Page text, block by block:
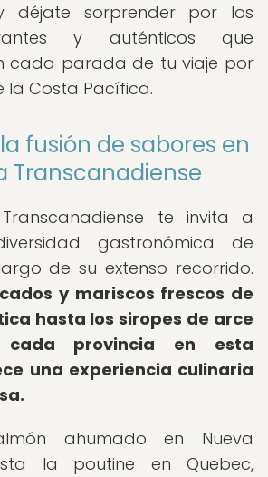
déjate sorprender por los
y auténticos que
cada parada de tu viaje por
la Costa Pacífica.
fusión de sabores en
Transcanadiense
te invita a
gastronómica de
de su extenso recorrido.
y mariscos frescos de
hasta los siropes de arce
cada provincia en esta
una experiencia culinaria
ahumado en Nueva
la poutine en Quebec,